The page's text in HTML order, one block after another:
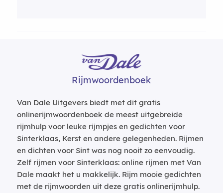
Rijmwoordenboek
Van Dale Uitgevers biedt met dit gratis
onlinerijmwoordenboek de meest uitgebreide
rijmhulp voor leuke rijmpjes en gedichten voor
Sinterklaas, Kerst en andere gelegenheden. Rijmen
en dichten voor Sint was nog nooit zo eenvoudig.
Zelf rijmen voor Sinterklaas: online rijmen met Van
Dale maakt het u makkelijk. Rijm mooie gedichten
met de rijmwoorden uit deze gratis onlinerijmhulp.